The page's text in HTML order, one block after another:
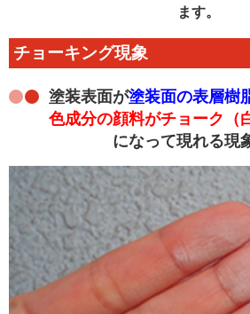
ます。
チョーキング現象
塗装表面が塗装面の表層樹
色成分の顔料がチョーク（
になって現れる現